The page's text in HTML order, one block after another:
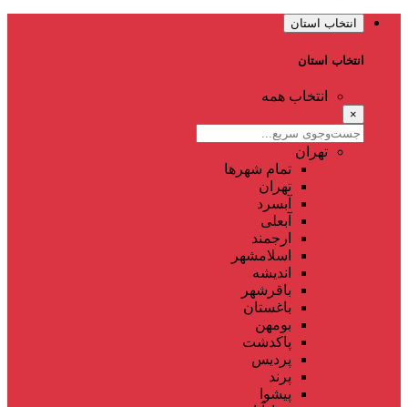
انتخاب استان
انتخاب استان
انتخاب همه
×
تهران
تمام شهر‌ها
تهران
آبسرد
آبعلی
ارجمند
اسلامشهر
اندیشه
باقرشهر
باغستان
بومهن
پاکدشت
پردیس
پرند
پیشوا